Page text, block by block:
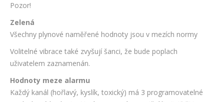
Pozor!
Zelená
Všechny plynové naměřené hodnoty jsou v mezích normy
Volitelné vibrace také zvyšují šanci, že bude poplach
uživatelem zaznamenán.
Hodnoty meze alarmu
Každý kanál (hořlavý, kyslík, toxický) má 3 programovatelné